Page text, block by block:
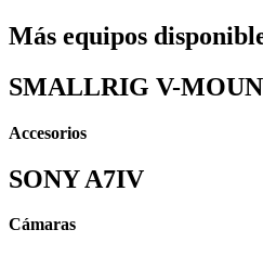
Más equipos
SMALLRIG V-
Accesorios
SONY A7IV
Cámaras